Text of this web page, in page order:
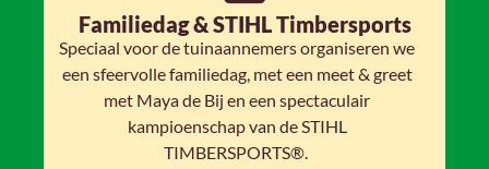
Familiedag & STIHL Timbersports
Speciaal voor de tuinaannemers organiseren we
een sfeervolle familiedag, met een meet & greet
met Maya de Bij en een spectaculair
kampioenschap van de STIHL
TIMBERSPORTS®.